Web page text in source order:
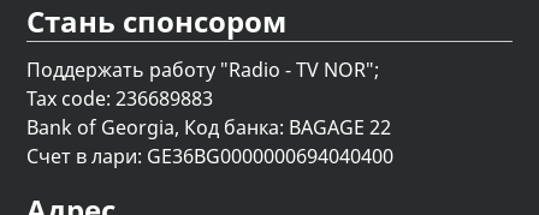
Стань спонсором
Поддержать работу "Radio - TV NOR";
Tax code: 236689883
Bank of Georgia, Код банка: BAGAGE 22
Счет в лари: GE36BG0000000694040400